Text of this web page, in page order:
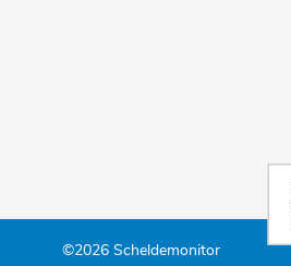
©2026 Scheldemonitor